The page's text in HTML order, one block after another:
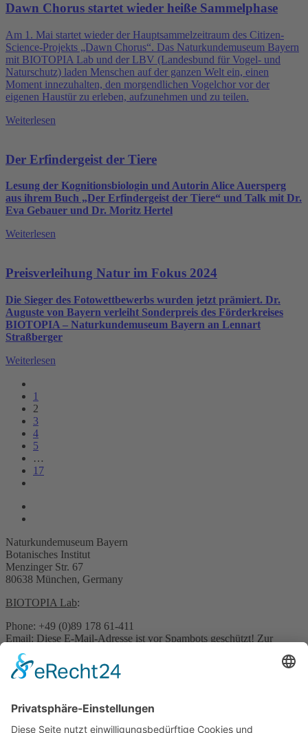
Dawn Chorus startet wieder heiße Sammelphase
Am 1. Mai startet wieder der Hauptsammelzeitraum des Citizen-
Science-Projekts „Dawn Chorus“. Das Naturkundemuseum Bayern
mit BIOTOPIA Lab und der LBV (Landesbund für Vogel- und
Naturschutz) laden Menschen auf der ganzen Welt ein, einen
Moment innezuhalten, den morgendlichen Vogelchor vor der
eigenen Haustür zu erleben, aufzunehmen und zu teilen.
Weiterlesen
Der Erfindergeist der Tiere
Lesung der Kognitionsbiologin und Autorin Alice Auersperg
aus ihrem Buch „Der Erfindergeist der Tiere“ und Talk mit Dr.
Eva Gebauer und Dr. Moritz Hertel
Weiterlesen
Preisverleihung Natur im Fokus 2024
Die Sieger des Fotowettbewerbs wurden jetzt prämiert. Dr.
Auguste von Bayern verleiht Sonderpreis des Förderkreises
BIOTOPIA – Naturkundemuseum Bayern an Lennart
Straßberger
Weiterlesen
1
2
3
4
5
…
17
Naturkundemuseum Bayern
Botanisches Institut
Menzinger Str. 67
80638 München, Germany
BIOTOPIA Lab:
Phone: +49 (0)89 178 61-411
Email: Diese E-Mail-Adresse ist vor Spambots geschützt! Zur
Anzeige muss JavaScript eingeschaltet sein.
Pressekontakt:
Anzeige muss JavaScript eingeschaltet sein.